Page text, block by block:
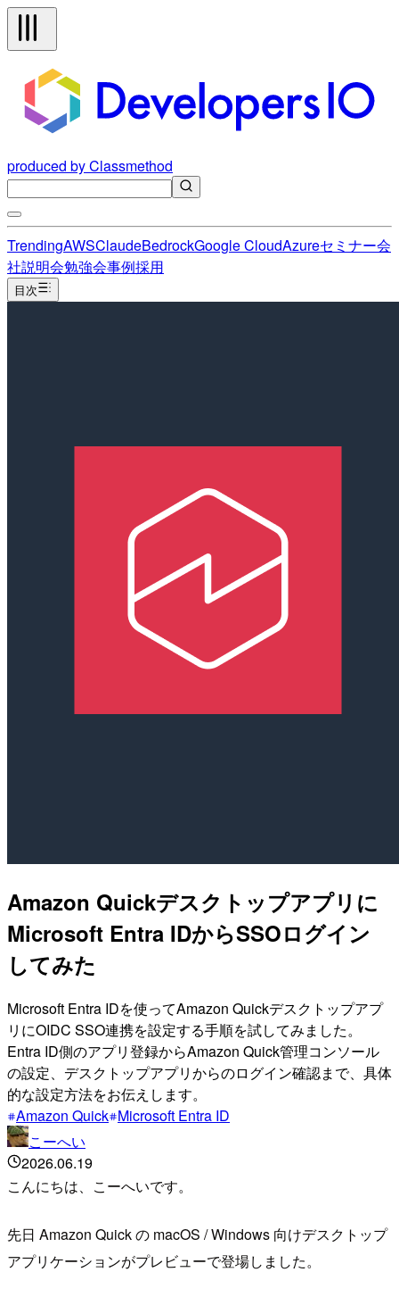
produced by Classmethod
TrendingAWSClaudeBedrockGoogle CloudAzureセミナー会
社説明会勉強会事例採用
目次
Amazon Quickデスクトップアプリに
Microsoft Entra IDからSSOログイン
してみた
Microsoft Entra IDを使ってAmazon Quickデスクトップアプ
リにOIDC SSO連携を設定する手順を試してみました。
Entra ID側のアプリ登録からAmazon Quick管理コンソール
の設定、デスクトップアプリからのログイン確認まで、具体
的な設定方法をお伝えします。
Amazon Quick Microsoft Entra ID
こーへい
2026.06.19
こんにちは、こーへいです。
先日 Amazon Quick の macOS / Windows 向けデスクトップ
アプリケーションがプレビューで登場しました。